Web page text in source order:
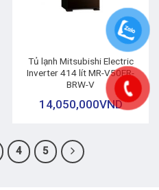
Tủ lạnh Mitsubishi Electric
Inverter 414 lít MR-V50ER-
BRW-V
14,050,000VND
4 5